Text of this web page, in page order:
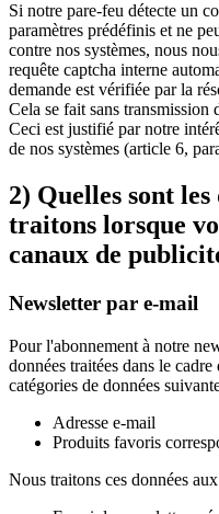
Si notre pare-feu détecte un
paramètres prédéfinis et ne
contre nos systèmes, nous
requête captcha interne
demande est vérifiée par la
Cela se fait sans transmission
Ceci est justifié par notre
de nos systèmes (article 6,
2) Quelles sont les
traitons lorsque
canaux de
Newsletter par e-mail
Pour l'abonnement à notre
données traitées dans le
catégories de données
Adresse e-mail
Produits favoris
Nous traitons ces données